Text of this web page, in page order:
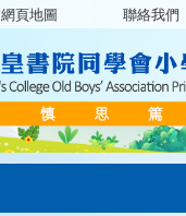
網頁地圖 聯絡我們